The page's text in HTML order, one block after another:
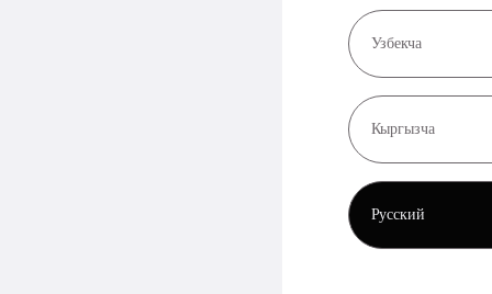
Узбекча
Кыргызча
Русский